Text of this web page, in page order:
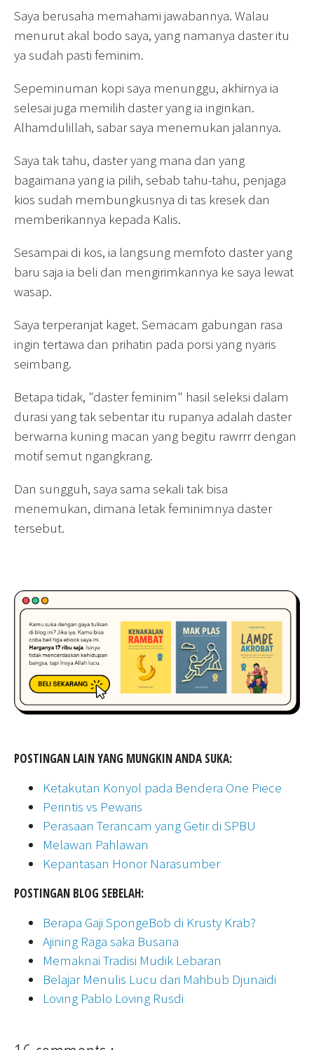
Saya berusaha memahami jawabannya. Walau
menurut akal bodo saya, yang namanya daster itu
ya sudah pasti feminim.
Sepeminuman kopi saya menunggu, akhirnya ia
selesai juga memilih daster yang ia inginkan.
Alhamdulillah, sabar saya menemukan jalannya.
Saya tak tahu, daster yang mana dan yang
bagaimana yang ia pilih, sebab tahu-tahu, penjaga
kios sudah membungkusnya di tas kresek dan
memberikannya kepada Kalis.
Sesampai di kos, ia langsung memfoto daster yang
baru saja ia beli dan mengirimkannya ke saya lewat
wasap.
Saya terperanjat kaget. Semacam gabungan rasa
ingin tertawa dan prihatin pada porsi yang nyaris
seimbang.
Betapa tidak, "daster feminim" hasil seleksi dalam
durasi yang tak sebentar itu rupanya adalah daster
berwarna kuning macan yang begitu rawrrr dengan
motif semut ngangkrang.
Dan sungguh, saya sama sekali tak bisa
menemukan, dimana letak feminimnya daster
tersebut.
POSTINGAN LAIN YANG MUNGKIN ANDA SUKA:
Ketakutan Konyol pada Bendera One Piece
Perintis vs Pewaris
Perasaan Terancam yang Getir di SPBU
Melawan Pahlawan
Kepantasan Honor Narasumber
POSTINGAN BLOG SEBELAH:
Berapa Gaji SpongeBob di Krusty Krab?
Ajining Raga saka Busana
Memaknai Tradisi Mudik Lebaran
Belajar Menulis Lucu dari Mahbub Djunaidi
Loving Pablo Loving Rusdi